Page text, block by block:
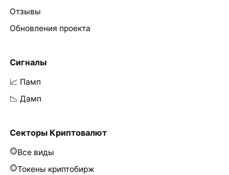
Отзывы
Обновления проекта
Сигналы
📈 Памп
📉 Дамп
Секторы Криптовалют
Все виды
Токены криптобирж